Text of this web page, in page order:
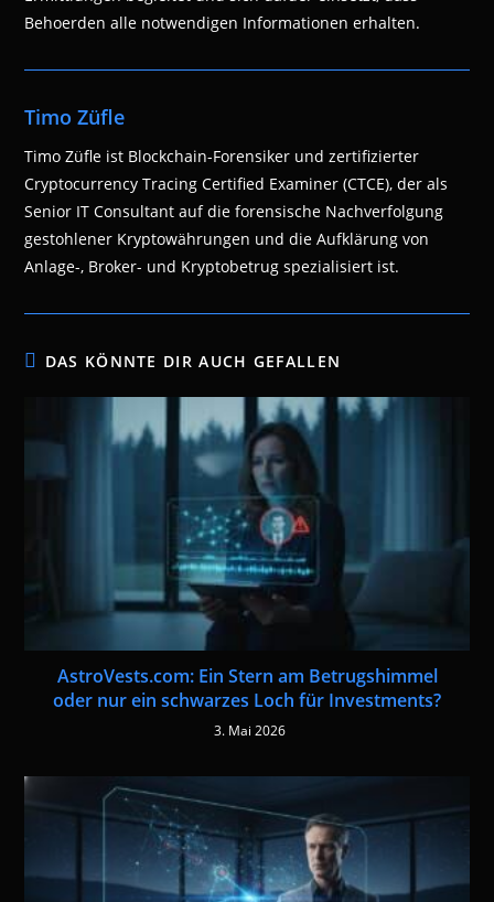
Behoerden alle notwendigen Informationen erhalten.
Timo Züfle
Timo Züfle ist Blockchain-Forensiker und zertifizierter
Cryptocurrency Tracing Certified Examiner (CTCE), der als
Senior IT Consultant auf die forensische Nachverfolgung
gestohlener Kryptowährungen und die Aufklärung von
Anlage-, Broker- und Kryptobetrug spezialisiert ist.
DAS KÖNNTE DIR AUCH GEFALLEN
AstroVests.com: Ein Stern am Betrugshimmel
oder nur ein schwarzes Loch für Investments?
3. Mai 2026